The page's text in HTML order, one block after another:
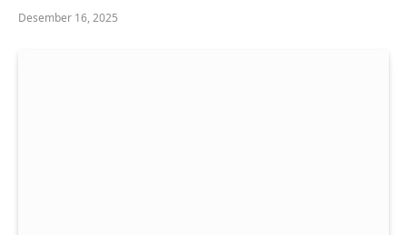
Desember 16, 2025